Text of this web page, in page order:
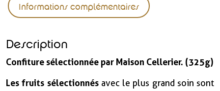
Informations complémentaires
Description
Confiture sélectionnée par Maison Cellerier. (325g)
Les fruits sélectionnésavec le plus grand soin sont